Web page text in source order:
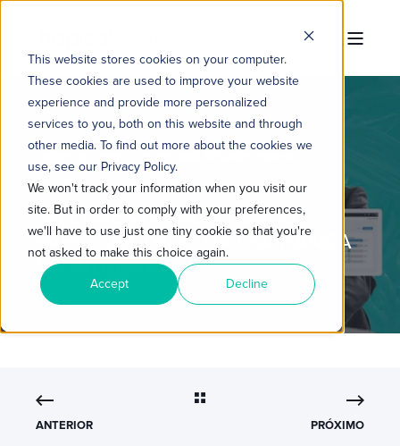
This website stores cookies on your computer.
These cookies are used to improve your website
experience and provide more personalized
services to you, both on this website and through
other media. To find out more about the cookies we
use, see our Privacy Policy.
We won't track your information when you visit our
site. But in order to comply with your preferences,
we'll have to use just one tiny cookie so that you're
not asked to make this choice again.
Accept Decline
5 MIN READ
IMPLEMENTAÇÃO HUBSPOT:
PAPEL DECISIVO DA LIDERANÇA
NA INDÚSTRIA
ANTERIOR PRÓXIMO